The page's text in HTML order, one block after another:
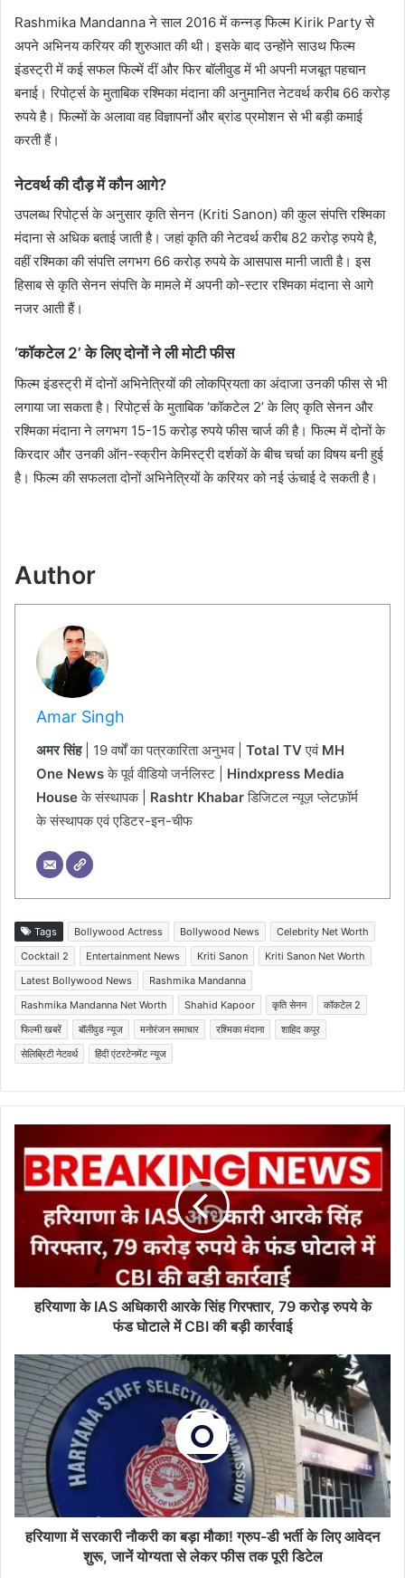
Rashmika Mandanna ने साल 2016 में कन्नड़ फिल्म Kirik Party से
अपने अभिनय करियर की शुरुआत की थी। इसके बाद उन्होंने साउथ फिल्म
इंडस्ट्री में कई सफल फिल्में दीं और फिर बॉलीवुड में भी अपनी मजबूत पहचान
बनाई। रिपोर्ट्स के मुताबिक रश्मिका मंदाना की अनुमानित नेटवर्थ करीब 66 करोड़
रुपये है। फिल्मों के अलावा वह विज्ञापनों और ब्रांड प्रमोशन से भी बड़ी कमाई
करती हैं।
नेटवर्थ की दौड़ में कौन आगे?
उपलब्ध रिपोर्ट्स के अनुसार कृति सेनन (Kriti Sanon) की कुल संपत्ति रश्मिका
मंदाना से अधिक बताई जाती है। जहां कृति की नेटवर्थ करीब 82 करोड़ रुपये है,
वहीं रश्मिका की संपत्ति लगभग 66 करोड़ रुपये के आसपास मानी जाती है। इस
हिसाब से कृति सेनन संपत्ति के मामले में अपनी को-स्टार रश्मिका मंदाना से आगे
नजर आती हैं।
‘कॉकटेल 2’ के लिए दोनों ने ली मोटी फीस
फिल्म इंडस्ट्री में दोनों अभिनेत्रियों की लोकप्रियता का अंदाजा उनकी फीस से भी
लगाया जा सकता है। रिपोर्ट्स के मुताबिक ‘कॉकटेल 2’ के लिए कृति सेनन और
रश्मिका मंदाना ने लगभग 15-15 करोड़ रुपये फीस चार्ज की है। फिल्म में दोनों के
किरदार और उनकी ऑन-स्क्रीन केमिस्ट्री दर्शकों के बीच चर्चा का विषय बनी हुई
है। फिल्म की सफलता दोनों अभिनेत्रियों के करियर को नई ऊंचाई दे सकती है।
Author
Amar Singh
अमर सिंह| 19 वर्षों का पत्रकारिता अनुभव | Total TVएवं MH
One Newsके पूर्व वीडियो जर्नलिस्ट | Hindxpress Media
Houseके संस्थापक | Rashtr Khabarडिजिटल न्यूज़ प्लेटफ़ॉर्म
के संस्थापक एवं एडिटर-इन-चीफ
Tags Bollywood Actress Bollywood News
Celebrity Net Worth
Cocktail 2
Entertainment News Kriti Sanon
Kriti Sanon Net Worth
Latest Bollywood News
Rashmika Mandanna
Rashmika Mandanna Net Worth
Shahid Kapoor कृति सेनन
कॉकटेल 2
फिल्मी खबरें
बॉलीवुड न्यूज मनोरंजन समाचार रश्मिका मंदाना
शाहिद कपूर
सेलिब्रिटी नेटवर्थ
हिंदी एंटरटेनमेंट न्यूज
हरियाणा के IAS अधिकारी आरके सिंह गिरफ्तार, 79 करोड़ रुपये के
फंड घोटाले में CBI की बड़ी कार्रवाई
हरियाणा में सरकारी नौकरी का बड़ा मौका! ग्रुप-डी भर्ती के लिए आवेदन
शुरू, जानें योग्यता से लेकर फीस तक पूरी डिटेल